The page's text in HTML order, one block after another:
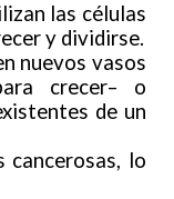
las células
y dividirse.
nuevos vasos
crecer– o
de un
cancerosas, lo